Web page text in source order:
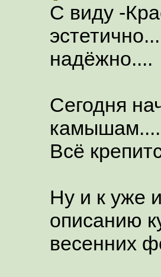
С виду -
надёжно....
Сегодня
Всё
Ну и к уже
описанию
весенних